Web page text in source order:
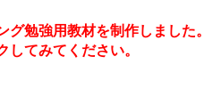
グ勉強用教材を制作しました。
してみてください。